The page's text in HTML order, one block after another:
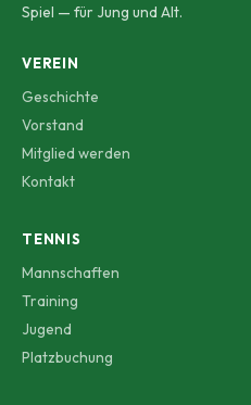
Spiel — für Jung und Alt.
VEREIN
Geschichte
Vorstand
Mitglied werden
Kontakt
TENNIS
Mannschaften
Training
Jugend
Platzbuchung